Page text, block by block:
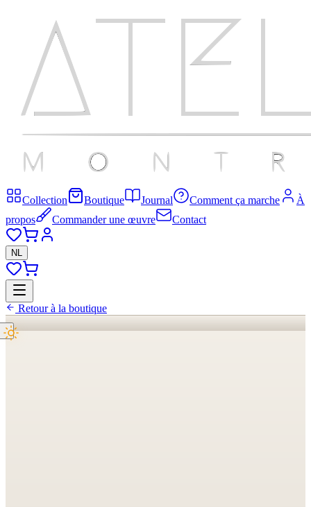
Collection Boutique Journal Comment ça marche
À
propos
Commander une œuvre Contact
NL
Retour à la boutique